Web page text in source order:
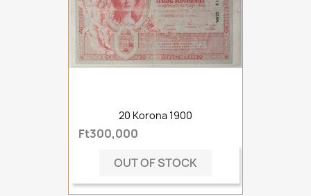
20 Korona 1900
Ft300,000
OUT OF STOCK